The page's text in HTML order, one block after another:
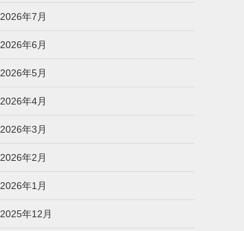
2026年7月
2026年6月
2026年5月
2026年4月
2026年3月
2026年2月
2026年1月
2025年12月